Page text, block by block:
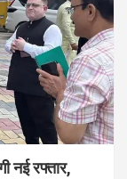
नई रफ्तार,